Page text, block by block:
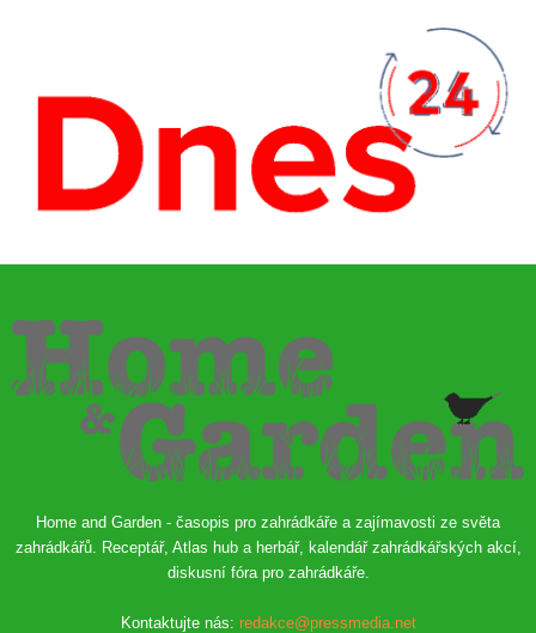
Home and Garden - časopis pro zahrádkáře a zajímavosti ze světa
zahrádkářů. Receptář, Atlas hub a herbář, kalendář zahrádkářských akcí,
diskusní fóra pro zahrádkáře.
Kontaktujte nás: redakce@pressmedia.net